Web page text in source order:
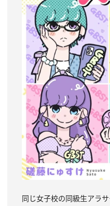
同じ女子校の同級生アラ